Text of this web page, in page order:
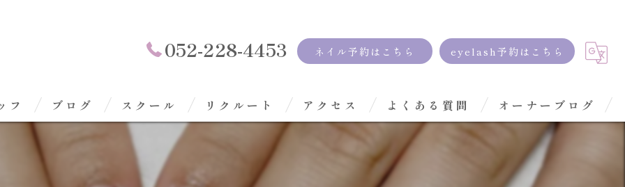
052-228-4453 ネイル予約はこちら eyelash予約はこちら
フ ブログ スクール リクルート アクセス よくある質問 オーナーブログ